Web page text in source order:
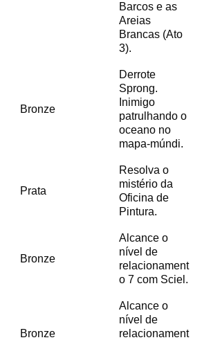
Barcos e as
Areias
Brancas (Ato
3).
Bronze
Derrote
Sprong.
Inimigo
patrulhando o
oceano no
mapa-múndi.
Prata
Resolva o
mistério da
Oficina de
Pintura.
Bronze
Alcance o
nível de
relacionament
o 7 com Sciel.
Bronze
Alcance o
nível de
relacionament